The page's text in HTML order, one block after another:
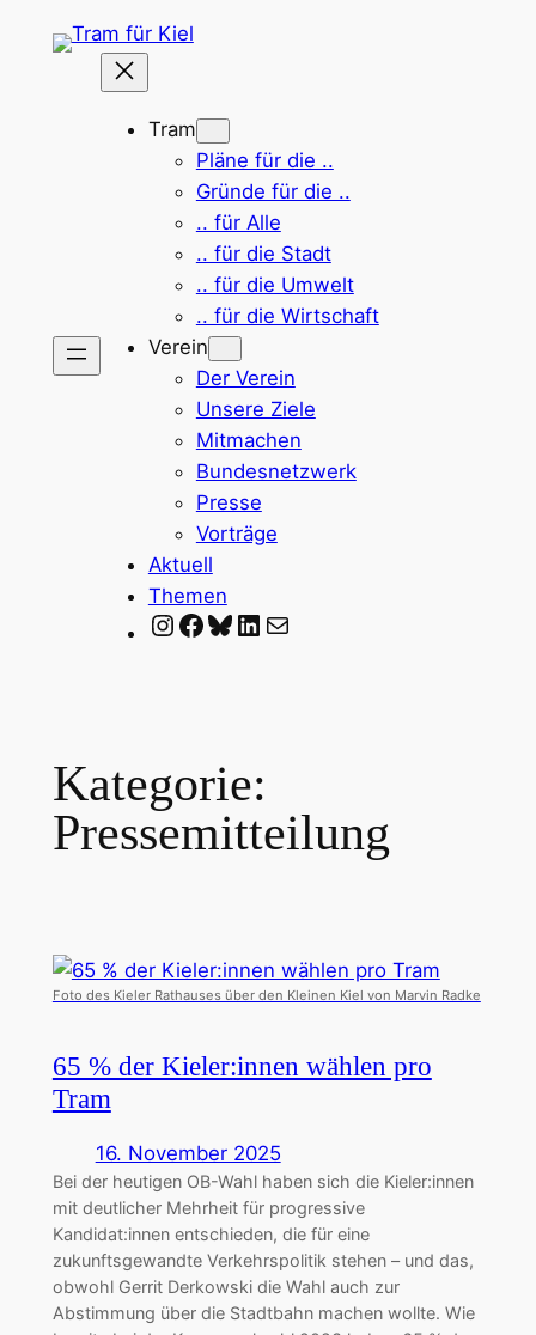
Inhalt
Tram
Pläne für die ..
Gründe für die ..
.. für Alle
.. für die Stadt
.. für die Umwelt
.. für die Wirtschaft
Verein
Der Verein
Unsere Ziele
Mitmachen
Bundesnetzwerk
Presse
Vorträge
Aktuell
Themen
Instagram
Facebook
Bluesky
LinkedIn
Mail
Kategorie:
Pressemitteilung
Foto des Kieler Rathauses über den Kleinen Kiel von Marvin Radke
65 % der Kieler:innen wählen pro
Tram
16. November 2025
Bei der heutigen OB-Wahl haben sich die Kieler:innen
mit deutlicher Mehrheit für progressive
Kandidat:innen entschieden, die für eine
zukunftsgewandte Verkehrspolitik stehen – und das,
obwohl Gerrit Derkowski die Wahl auch zur
Abstimmung über die Stadtbahn machen wollte. Wie